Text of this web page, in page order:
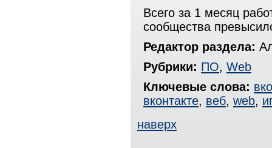
Всего за 1 месяц
сообщества
Редактор раздела:
Рубрики: ПО, Web
Ключевые слова:
вконтакте, веб, web,
наверх